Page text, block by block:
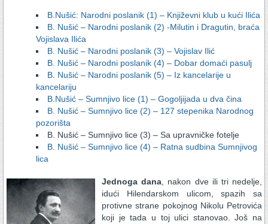
B.Nušić: Narodni poslanik (1) – Književni klub u kući Ilića
B. Nušić – Narodni poslanik (2) -Milutin i Dragutin, braća
Vojislava Ilića
B. Nušić – Narodni poslanik (3) – Vojislav Ilić
B. Nušić – Narodni poslanik (4) – Dobar domaći pasulj
B. Nušić – Narodni poslanik (5) – Iz kancelarije u
kancelariju
B.Nušić – Sumnjivo lice (1) – Gogoljijada u dva čina
B. Nušić – Sumnjivo lice (2) – 127 stepenika Narodnog
pozorišta
B. Nušić – Sumnjivo lice (3) – Sa upravničke fotelje
B. Nušić – Sumnjivo lice (4) – Ratna sudbina Sumnjivog
lica
Jednoga dana , nakon dve ili tri nedelje,
idući Hilendarskom ulicom, spazih sa
protivne strane pokojnog Nikolu Petrovića
koji je tada u toj ulici stanovao. Još na